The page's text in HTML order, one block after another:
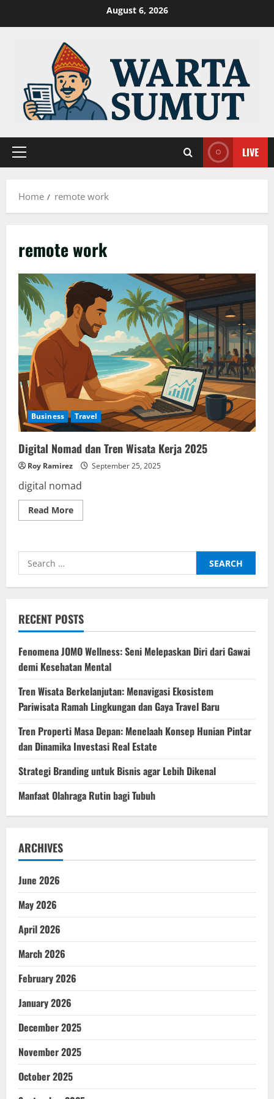
August 6, 2026
Primary
LIVE
Home remote work
remote work
Business Travel
Digital Nomad dan Tren Wisata Kerja 2025
Roy Ramirez September 25, 2025
digital nomad
Read MoreRead
more
dan
Kerja
2025
Search
for:
RECENT POSTS
Fenomena JOMO Wellness: Seni Melepaskan Diri dari Gawai
demi Kesehatan Mental
Tren Wisata Berkelanjutan: Menavigasi Ekosistem
Pariwisata Ramah Lingkungan dan Gaya Travel Baru
Tren Properti Masa Depan: Menelaah Konsep Hunian Pintar
dan Dinamika Investasi Real Estate
Strategi Branding untuk Bisnis agar Lebih Dikenal
Manfaat Olahraga Rutin bagi Tubuh
ARCHIVES
June 2026
May 2026
April 2026
March 2026
February 2026
January 2026
December 2025
November 2025
October 2025